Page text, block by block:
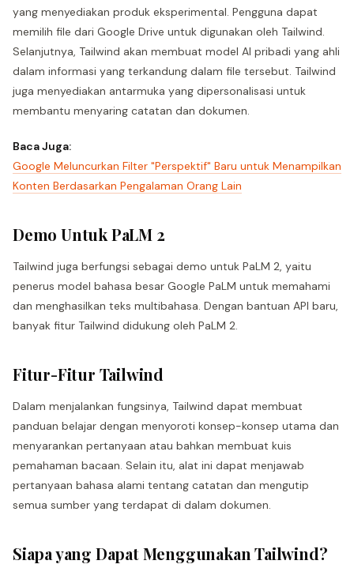
yang menyediakan produk eksperimental. Pengguna dapat
memilih file dari Google Drive untuk digunakan oleh Tailwind.
Selanjutnya, Tailwind akan membuat model AI pribadi yang ahli
dalam informasi yang terkandung dalam file tersebut. Tailwind
juga menyediakan antarmuka yang dipersonalisasi untuk
membantu menyaring catatan dan dokumen.
Baca Juga:
Google Meluncurkan Filter "Perspektif" Baru untuk Menampilkan
Konten Berdasarkan Pengalaman Orang Lain
Demo Untuk PaLM 2
Tailwind juga berfungsi sebagai demo untuk PaLM 2, yaitu
penerus model bahasa besar Google PaLM untuk memahami
dan menghasilkan teks multibahasa. Dengan bantuan API baru,
banyak fitur Tailwind didukung oleh PaLM 2.
Fitur-Fitur Tailwind
Dalam menjalankan fungsinya, Tailwind dapat membuat
panduan belajar dengan menyoroti konsep-konsep utama dan
menyarankan pertanyaan atau bahkan membuat kuis
pemahaman bacaan. Selain itu, alat ini dapat menjawab
pertanyaan bahasa alami tentang catatan dan mengutip
semua sumber yang terdapat di dalam dokumen.
Siapa yang Dapat Menggunakan Tailwind?